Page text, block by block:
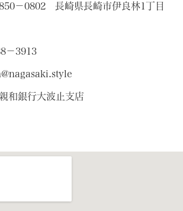
0802 長崎県長崎市伊良林1丁目
－3913
和銀行大波止支店